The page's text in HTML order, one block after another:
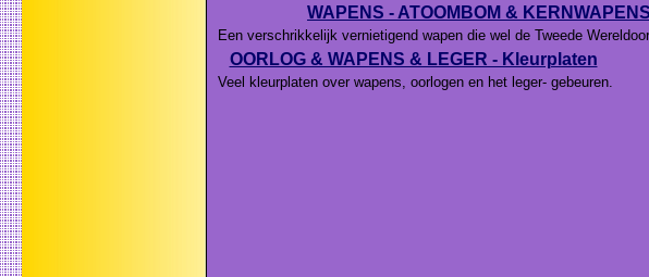
WAPENS - ATOOMBOM & KERNWAPENS
Een verschrikkelijk vernietigend wapen die wel de Tweede
OORLOG & WAPENS & LEGER - Kleurplaten
Veel kleurplaten over wapens, oorlogen en het leger- gebeuren.